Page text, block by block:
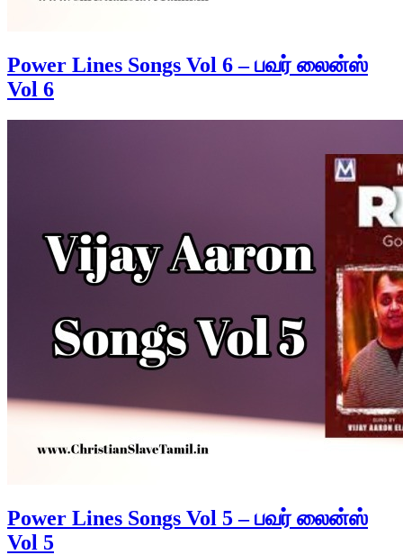
Power Lines Songs Vol 6 – பவர் லைன்ஸ்
Vol 6
Power Lines Songs Vol 5 – பவர் லைன்ஸ்
Vol 5